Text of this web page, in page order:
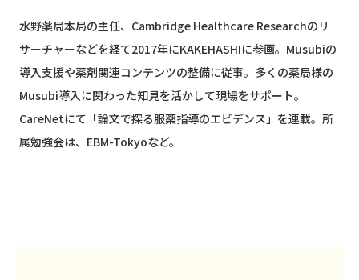
水野薬局本局の主任、Cambridge Healthcare Researchのリ
サーチャーなどを経て2017年にKAKEHASHIに参画。Musubiの
導入支援や薬剤関連コンテンツの整備に従事。多くの薬局様の
Musubi導入に関わった知見を活かして現場をサポート。
CareNetにて「論文で探る服薬指導のエビデンス」を連載。所
属勉強会は、EBM-Tokyoなど。